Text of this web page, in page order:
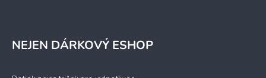
NEJEN DÁRKOVÝ ESHOP